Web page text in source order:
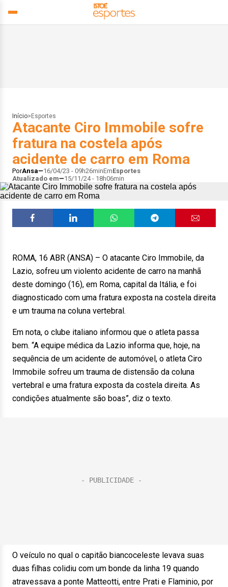
Início> Esportes
Atacante Ciro Immobile sofre
fratura na costela após
acidente de carro em Roma
PorAnsa 16/04/23 - 09h26minEmEsportes
Atualizado em
15/11/24 - 18h06min
ROMA, 16 ABR (ANSA) – O atacante Ciro Immobile, da
Lazio, sofreu um violento acidente de carro na manhã
deste domingo (16), em Roma, capital da Itália, e foi
diagnosticado com uma fratura exposta na costela direita
e um trauma na coluna vertebral.
Em nota, o clube italiano informou que o atleta passa
bem. “A equipe médica da Lazio informa que, hoje, na
sequência de um acidente de automóvel, o atleta Ciro
Immobile sofreu um trauma de distensão da coluna
vertebral e uma fratura exposta da costela direita. As
condições atualmente são boas”, diz o texto.
O veículo no qual o capitão biancoceleste levava suas
duas filhas colidiu com um bonde da linha 19 quando
atravessava a ponte Matteotti, entre Prati e Flaminio, por